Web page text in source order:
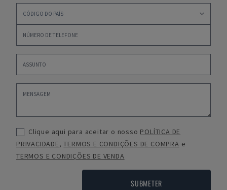
Clique aqui para aceitar o nosso POLÍTICA DE
PRIVACIDADE,TERMOS E CONDIÇÕES DE COMPRA e
TERMOS E CONDIÇÕES DE VENDA
SUBMETER